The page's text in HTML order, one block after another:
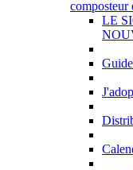
composteur
LE